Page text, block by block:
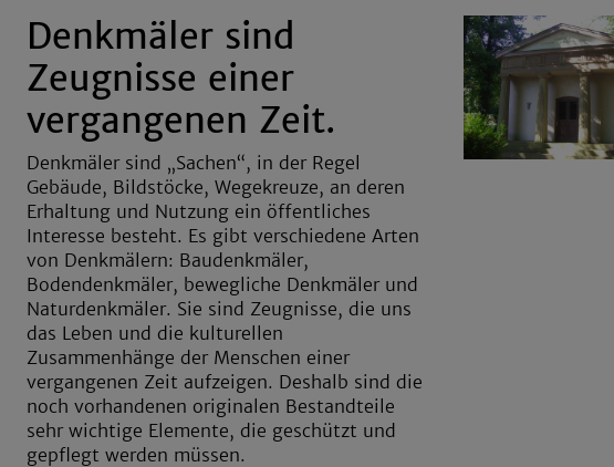
Denkmäler sind
Zeugnisse einer
vergangenen Zeit.
Denkmäler sind „Sachen“, in der Regel
Gebäude, Bildstöcke, Wegekreuze, an deren
Erhaltung und Nutzung ein öffentliches
Interesse besteht. Es gibt verschiedene Arten
von Denkmälern: Baudenkmäler,
Bodendenkmäler, bewegliche Denkmäler und
Naturdenkmäler. Sie sind Zeugnisse, die uns
das Leben und die kulturellen
Zusammenhänge der Menschen einer
vergangenen Zeit aufzeigen. Deshalb sind die
noch vorhandenen originalen Bestandteile
sehr wichtige Elemente, die geschützt und
gepflegt werden müssen.